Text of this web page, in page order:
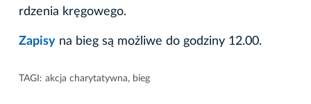
rdzenia kręgowego.
Zapisy na bieg są możliwe do godziny 12.00.
TAGI: akcja charytatywna, bieg